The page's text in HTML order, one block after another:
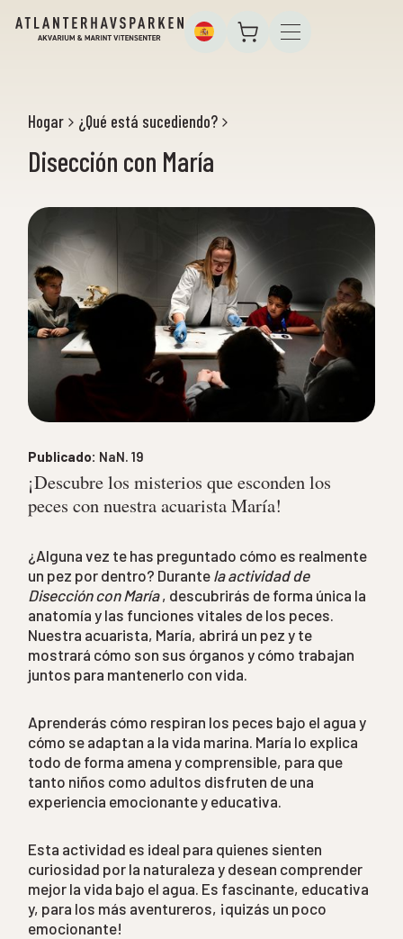
Hogar ¿Qué está sucediendo?
Disección con María
Publicado: NaN. 19
¡Descubre los misterios que esconden los
peces con nuestra acuarista María!
¿Alguna vez te has preguntado cómo es realmente
un pez por dentro? Durante la actividad de
Disección con María, descubrirás de forma única la
anatomía y las funciones vitales de los peces.
Nuestra acuarista, María, abrirá un pez y te
mostrará cómo son sus órganos y cómo trabajan
juntos para mantenerlo con vida.
Aprenderás cómo respiran los peces bajo el agua y
cómo se adaptan a la vida marina. María lo explica
todo de forma amena y comprensible, para que
tanto niños como adultos disfruten de una
experiencia emocionante y educativa.
Esta actividad es ideal para quienes sienten
curiosidad por la naturaleza y desean comprender
mejor la vida bajo el agua. Es fascinante, educativa
y, para los más aventureros, ¡quizás un poco
emocionante!